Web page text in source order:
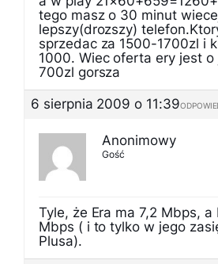
tego masz o 30 minut
lepszy(drozszy)
sprzedac za 1500-1700zl i
1000. Wiec oferta ery jest
700zl gorsza
6 sierpnia 2009 o 11:39
Anonimowy
Gość
Tyle, że Era ma 7,2 Mbps, a
Mbps ( i to tylko w jego
Plusa).